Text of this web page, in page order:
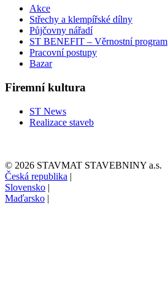
Akce
Střechy a klempířské dílny
Půjčovny nářadí
ST BENEFIT – Věrnostní program
Pracovní postupy
Bazar
Firemní kultura
ST News
Realizace staveb
© 2026 STAVMAT STAVEBNINY a.s.
Česká republika |
Slovensko |
Maďarsko |